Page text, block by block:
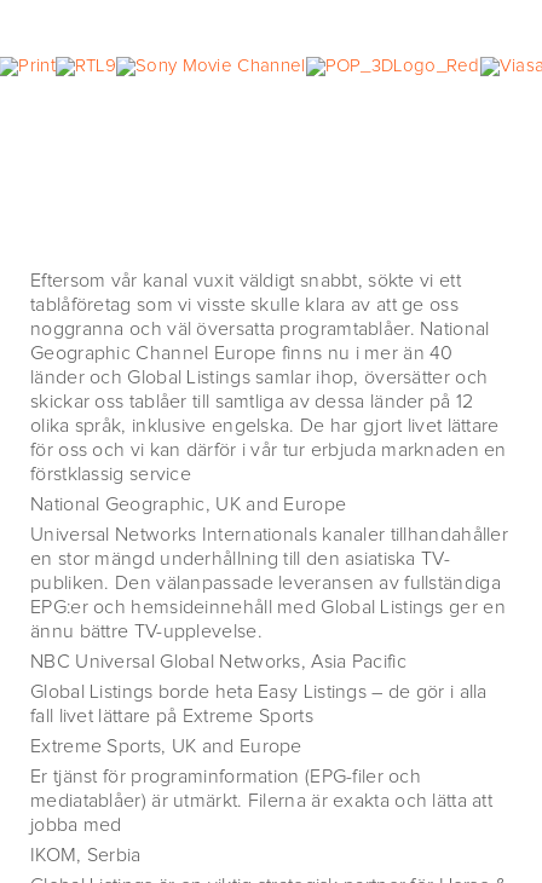
Eftersom vår kanal vuxit väldigt snabbt, sökte vi ett
tablåföretag som vi visste skulle klara av att ge oss
noggranna och väl översatta programtablåer. National
Geographic Channel Europe finns nu i mer än 40
länder och Global Listings samlar ihop, översätter och
skickar oss tablåer till samtliga av dessa länder på 12
olika språk, inklusive engelska. De har gjort livet lättare
för oss och vi kan därför i vår tur erbjuda marknaden en
förstklassig service
National Geographic, UK and Europe
Universal Networks Internationals kanaler tillhandahåller
en stor mängd underhållning till den asiatiska TV-
publiken. Den välanpassade leveransen av fullständiga
EPG:er och hemsideinnehåll med Global Listings ger en
ännu bättre TV-upplevelse.
NBC Universal Global Networks, Asia Pacific
Global Listings borde heta Easy Listings – de gör i alla
fall livet lättare på Extreme Sports
Extreme Sports, UK and Europe
Er tjänst för programinformation (EPG-filer och
mediatablåer) är utmärkt. Filerna är exakta och lätta att
jobba med
IKOM, Serbia